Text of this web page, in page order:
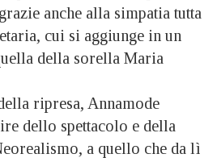
anche alla simpatia tutta
cui si aggiunge in un
della sorella Maria
ripresa, Annamode
dello spettacolo e della
a quello che da lì